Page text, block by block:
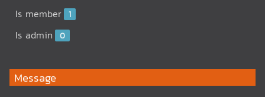
Is member 1
Is admin 0
Message